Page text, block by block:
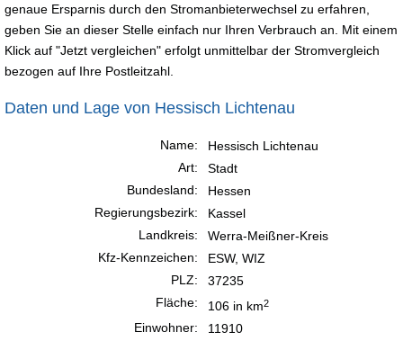
genaue Ersparnis durch den Stromanbieterwechsel zu erfahren,
geben Sie an dieser Stelle einfach nur Ihren Verbrauch an. Mit einem
Klick auf "Jetzt vergleichen" erfolgt unmittelbar der Stromvergleich
bezogen auf Ihre Postleitzahl.
Daten und Lage von Hessisch Lichtenau
Name:
Hessisch Lichtenau
Art:
Stadt
Bundesland:
Hessen
Regierungsbezirk:
Kassel
Landkreis:
Werra-Meißner-Kreis
Kfz-Kennzeichen:
ESW, WIZ
PLZ:
37235
Fläche:
106 in km2
Einwohner:
11910